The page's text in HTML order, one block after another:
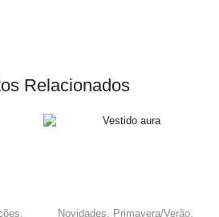
Relacionados
,
Novidades, Primavera/Verão,